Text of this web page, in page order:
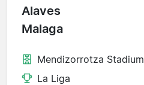
Alaves
Malaga
Mendizorrotza Stadium
La Liga